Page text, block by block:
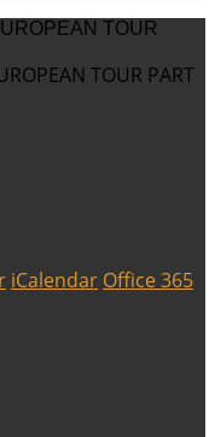
TOUR
iCalendar Office 365